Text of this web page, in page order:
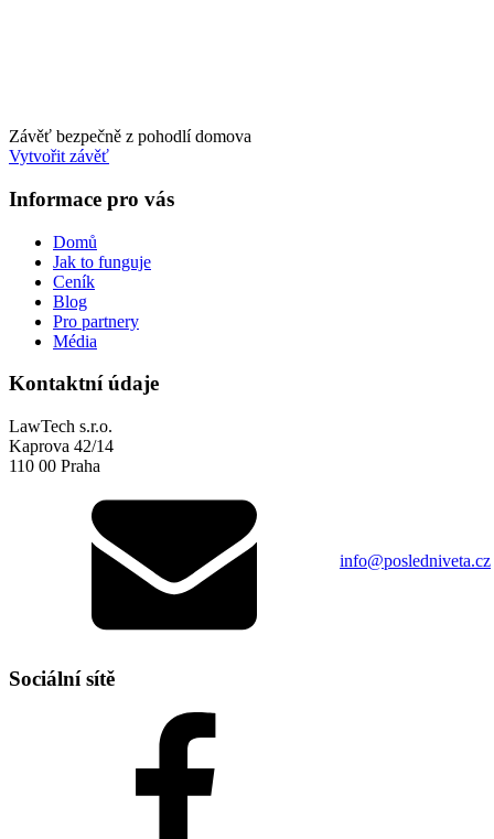
Závěť bezpečně z pohodlí domova
Vytvořit závěť
Informace pro vás
Domů
Jak to funguje
Ceník
Blog
Pro partnery
Média
Kontaktní údaje
LawTech s.r.o.
Kaprova 42/14
110 00 Praha
info@posledniveta.cz
Sociální sítě